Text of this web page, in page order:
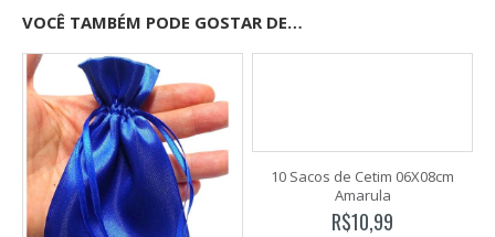
VOCÊ TAMBÉM PODE GOSTAR DE…
10 Sacos de Cetim 06X08cm
Amarula
R$10,99